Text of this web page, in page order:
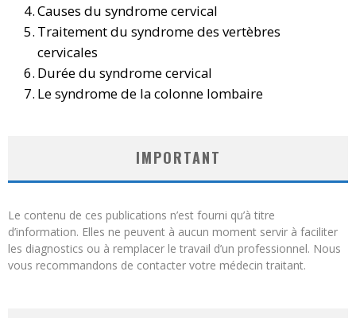
Causes du syndrome cervical
Traitement du syndrome des vertèbres
cervicales
Durée du syndrome cervical
Le syndrome de la colonne lombaire
IMPORTANT
Le contenu de ces publications n’est fourni qu’à titre
d’information. Elles ne peuvent à aucun moment servir à faciliter
les diagnostics ou à remplacer le travail d’un professionnel. Nous
vous recommandons de contacter votre médecin traitant.